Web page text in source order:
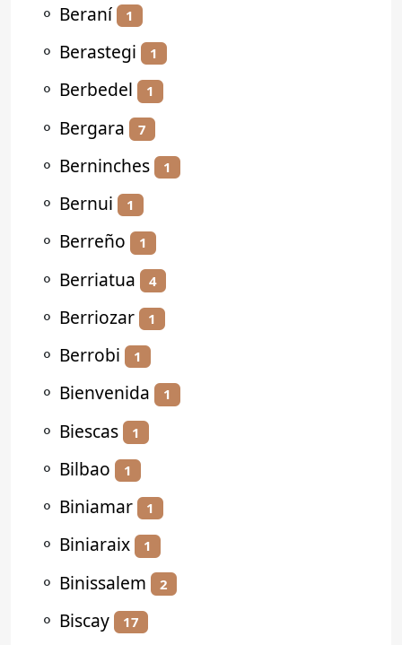
⚬ Beraní 1
⚬ Berastegi 1
⚬ Berbedel 1
⚬ Bergara 7
⚬ Berninches 1
⚬ Bernui 1
⚬ Berreño 1
⚬ Berriatua 4
⚬ Berriozar 1
⚬ Berrobi 1
⚬ Bienvenida 1
⚬ Biescas 1
⚬ Bilbao 1
⚬ Biniamar 1
⚬ Biniaraix 1
⚬ Binissalem 2
⚬ Biscay 17